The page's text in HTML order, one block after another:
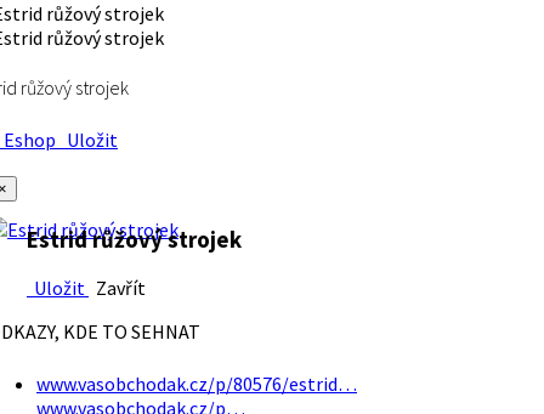
růžový strojek
Uložit
Estrid růžový strojek
Uložit Zavřít
KDE TO SEHNAT
www.vasobchodak.cz/p/80576/estrid…
www.vasobchodak.cz/p…